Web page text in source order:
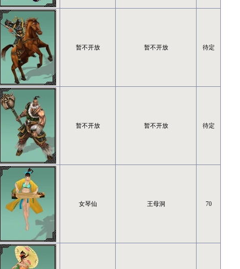
暂不开放 暂不开放 待定
暂不开放 暂不开放 待定
女琴仙 王母洞 70